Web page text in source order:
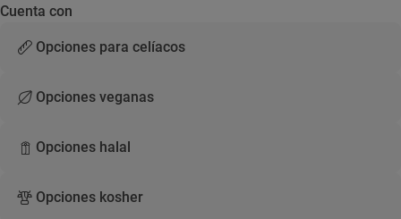
Cuenta con
Opciones para celíacos
Opciones veganas
Opciones halal
Opciones kosher